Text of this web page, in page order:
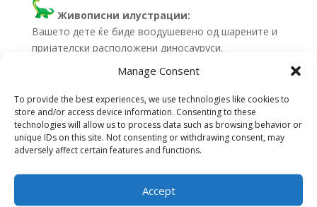
Manage Consent
To provide the best experiences, we use technologies like cookies to
store and/or access device information. Consenting to these
technologies will allow us to process data such as browsing behavior or
unique IDs on this site. Not consenting or withdrawing consent, may
adversely affect certain features and functions.
Accept
Живописни илустрации:
Вашето дете ќе биде воодушевено од шарените и
пријателски расположени диносауруси.
Едукативна содржина:
суштества додека заедно го истражувате
постерот.
Имагинација: